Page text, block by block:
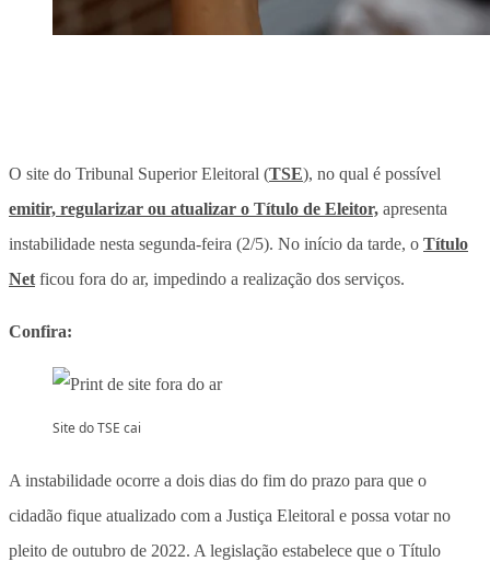
O site do Tribunal Superior Eleitoral (TSE), no qual é possível
emitir, regularizar ou atualizar o Título de Eleitor, apresenta
instabilidade nesta segunda-feira (2/5). No início da tarde, o Título
Net ficou fora do ar, impedindo a realização dos serviços.
Confira:
Site do TSE cai
A instabilidade ocorre a dois dias do fim do prazo para que o
cidadão fique atualizado com a Justiça Eleitoral e possa votar no
pleito de outubro de 2022. A legislação estabelece que o Título